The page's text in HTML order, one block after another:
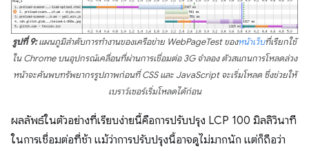
รูปที่ 9:แผนภูมิลำดับการทำงานของเครือข่าย WebPageTest ของหน้าเว็บที่เรียกใช้
ใน Chrome บนอุปกรณ์เคลื่อนที่ผ่านการเชื่อมต่อ 3G จำลอง ตัวสแกนการโหลดล่วง
หน้าจะค้นพบทรัพยากรรูปภาพก่อนที่ CSS และ JavaScript จะเริ่มโหลด ซึ่งช่วยให้
เบราว์เซอร์เริ่มโหลดได้ก่อน
ผลลัพธ์ในตัวอย่างที่เรียบง่ายนี้คือการปรับปรุง LCP 100 มิลลิวินาที
ในการเชื่อมต่อที่ช้า แม้ว่าการปรับปรุงนี้อาจดูไม่มากนัก แต่ก็ถือว่า